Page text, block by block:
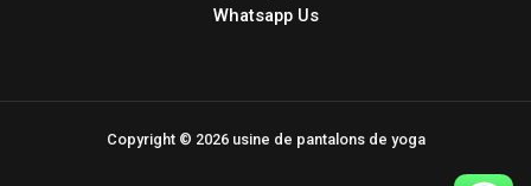
Whatsapp Us
Copyright © 2026 usine de pantalons de yoga